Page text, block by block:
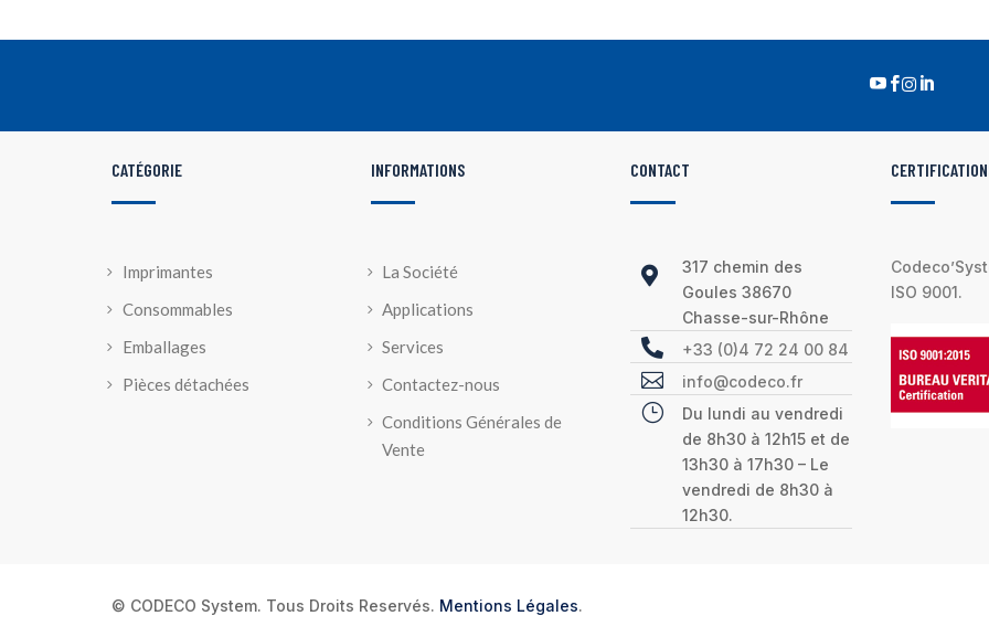
 
CATÉGORIE
Imprimantes
Consommables
Emballages
Pièces détachées
INFORMATIONS
La Société
Applications
Services
Contactez-nous
Conditions Générales de
Vente
CONTACT

317 chemin des
Goules 38670
Chasse-sur-Rhône
 +33 (0)4 72 24 00 84
 info@codeco.fr
}
Du lundi au vendredi
de 8h30 à 12h15 et de
13h30 à 17h30 – Le
vendredi de 8h30 à
12h30.
ISO 9001.
© CODECO System. Tous Droits Reservés. Mentions Légales.